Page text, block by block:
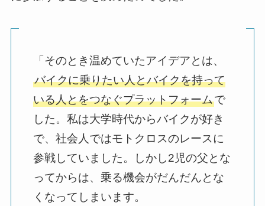
「そのとき温めていたアイデアとは、
バイクに乗りたい人とバイクを持って
いる人とをつなぐプラットフォームで
した。私は大学時代からバイクが好き
で、社会人ではモトクロスのレースに
参戦していました。しかし2児の父とな
ってからは、乗る機会がだんだんとな
くなってしまいます。